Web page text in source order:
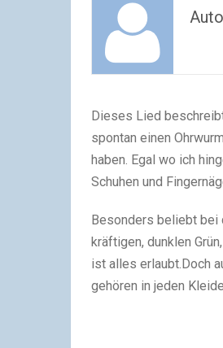
Dieses Lied
spontan einen
haben. Egal wo ich
Schuhen und
Besonders beliebt bei
kräftigen, dunklen
ist alles erlaubt.Doch
gehören in jeden